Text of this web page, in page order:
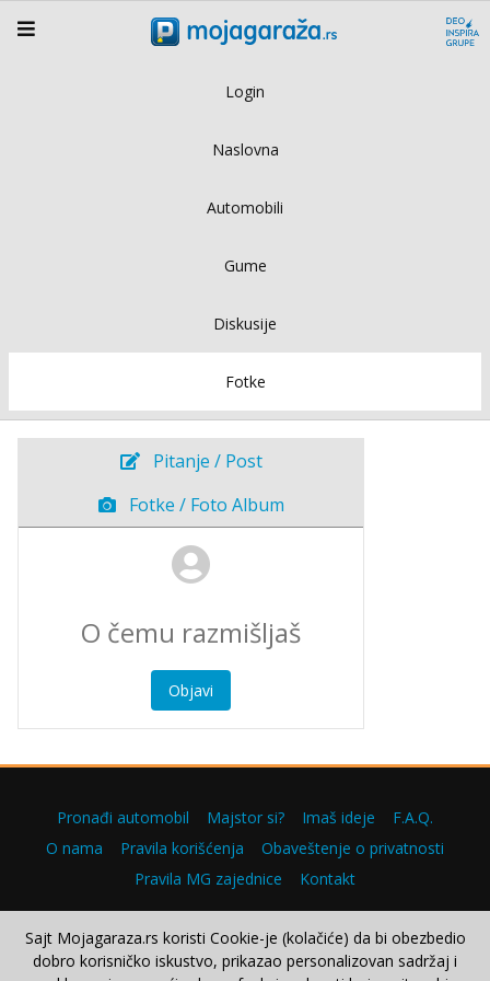
Login
Naslovna
Automobili
Gume
Diskusije
Fotke
Pitanje / Post
Fotke / Foto Album
Objavi
Pronađi automobil Majstor si? Imaš ideje
F.A.Q.
O nama
Pravila korišćenja
Obaveštenje o privatnosti
Pravila MG zajednice
Kontakt
Copyright © 2000–2026.
Sajt Mojagaraza.rs koristi Cookie-je (kolačiće) da bi obezbedio
dobro korisničko iskustvo, prikazao personalizovan sadržaj i